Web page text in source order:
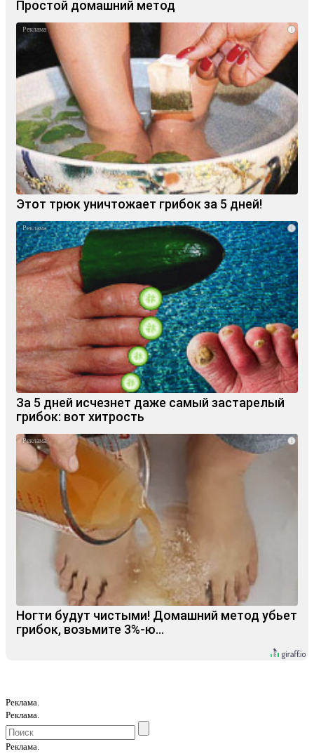
Простой домашний метод
i
Этот трюк уничтожает грибок за 5 дней!
i
За 5 дней исчезнет даже самый застарелый
грибок: вот хитрость
i
Ногти будут чистыми! Домашний метод убьет
грибок, возьмите 3%-ю…
Реклама.
Реклама.
Реклама.